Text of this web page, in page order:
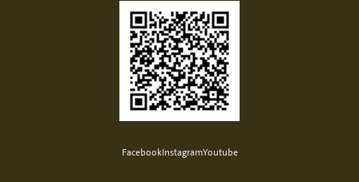
FacebookInstagramYoutube